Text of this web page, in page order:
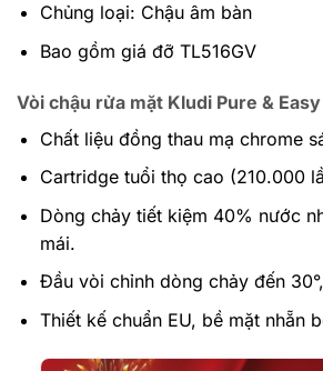
Chủng loại: Chậu âm bàn
Bao gồm giá đỡ TL516GV
Vòi chậu rửa mặt Kludi Pure &
Chất liệu đồng thau mạ chrome
Cartridge tuổi thọ cao (210.000
Dòng chảy tiết kiệm 40% nước
mái.
Đầu vòi chỉnh dòng chảy đến
Thiết kế chuẩn EU, bề mặt nhẵn